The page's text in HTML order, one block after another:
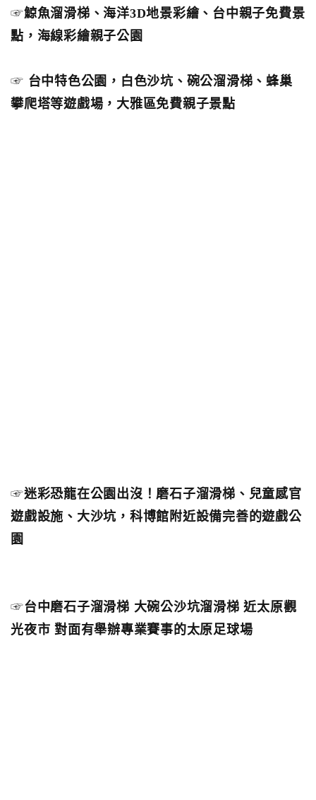
☞鯨魚溜滑梯、海洋3D地景彩繪、台中親子免費景
點，海線彩繪親子公園
☞ 台中特色公園，白色沙坑、碗公溜滑梯、蜂巢
攀爬塔等遊戲場，大雅區免費親子景點
☞迷彩恐龍在公園出沒！磨石子溜滑梯、兒童感官
遊戲設施、大沙坑，科博館附近設備完善的遊戲公
園
☞台中磨石子溜滑梯 大碗公沙坑溜滑梯 近太原觀
光夜市 對面有舉辦專業賽事的太原足球場